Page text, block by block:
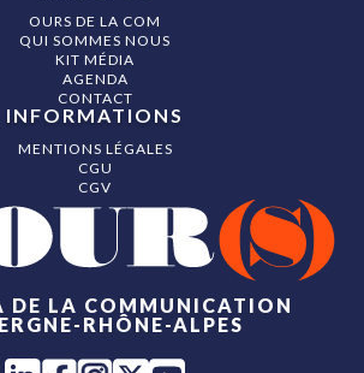
DE LA COMMUNICATION
RHÔNE-ALPES
OURS DE LA COM
QUI SOMMES NOUS
KIT MÉDIA
AGENDA
CONTACT
INFORMATIONS
MENTIONS LÉGALES
CGU
CGV